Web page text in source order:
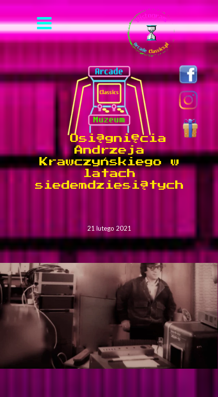
Osiągnięcia
Andrzeja
Krawczyńskiego w
latach
siedemdziesiątych
21 lutego 2021